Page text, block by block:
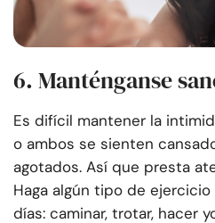
6. Manténganse
Es difícil mantener la
o ambos se sienten
agotados. Así que presta
Haga algún tipo de
días: caminar, trotar, hacer